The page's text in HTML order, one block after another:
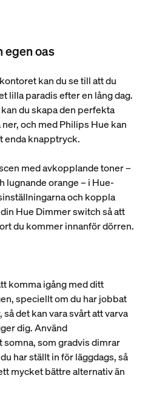
egen oas
kan du se till att du
lilla paradis efter en lång dag.
du skapa den perfekta
och med Philips Hue kan
enda knapptryck.
med avkopplande toner –
lugnande orange – i Hue-
och koppla
Hue Dimmer switch så att
du kommer innanför dörren.
komma igång med ditt
speciellt om du har jobbat
det kan vara svårt att varva
dig. Använd
som gradvis dimrar
har ställt in för läggdags, så
mycket bättre alternativ än